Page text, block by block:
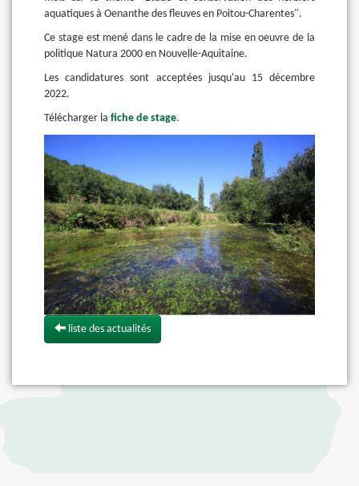
aquatiques à Oenanthe des fleuves en Poitou-Charentes".
Ce stage est mené dans le cadre de la mise en oeuvre de la
politique Natura 2000 en Nouvelle-Aquitaine.
Les candidatures sont acceptées jusqu'au 15 décembre
2022.
Télécharger la fiche de stage.
liste des actualités